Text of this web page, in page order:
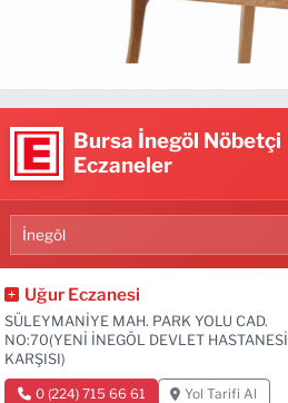
Bursa İnegöl Nöbetçi
Eczaneler
Uğur Eczanesi
SÜLEYMANİYE MAH. PARK YOLU CAD.
NO:70(YENİ İNEGÖL DEVLET HASTANESİ
KARŞISI)
0 (224) 715 66 61 Yol Tarifi Al